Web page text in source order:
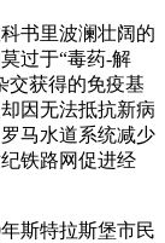
书里波澜壮阔的
过于“毒药-解
交获得的免疫基
因无法抵抗新病
马水道系统减少
铁路网促进经
斯特拉斯堡市民